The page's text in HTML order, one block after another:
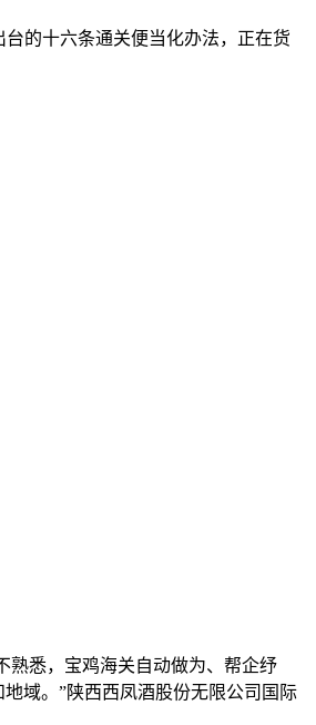
的十六条通关便当化办法，正在货
悉，宝鸡海关自动做为、帮企纾
域。”陕西西凤酒股份无限公司国际